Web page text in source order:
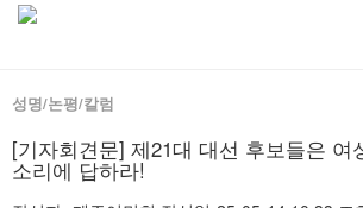
성명/논평/칼럼
[기자회견문] 제21대 대선 후보들은 여
소리에 답하라!